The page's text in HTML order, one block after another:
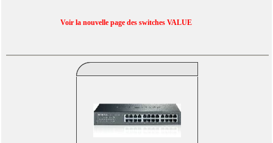
Voir la nouvelle page des switches VALUE